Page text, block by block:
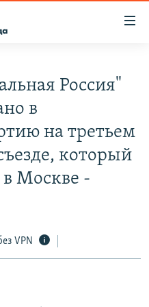
Россия"
в
на третьем
который
Москве -
VPN